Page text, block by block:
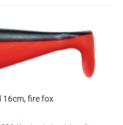
16cm, fire fox